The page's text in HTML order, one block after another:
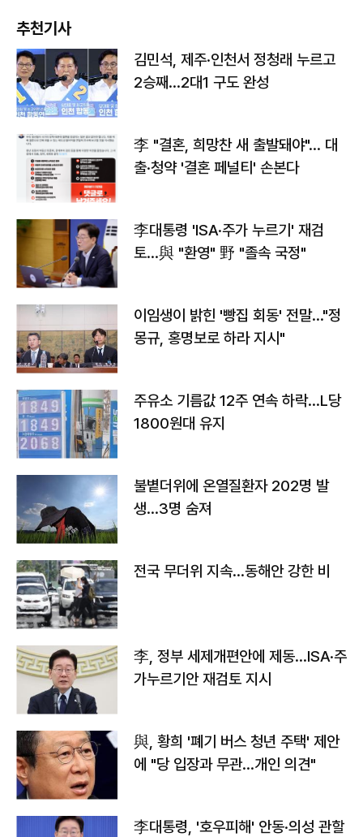
추천기사
김민석, 제주·인천서 정청래 누르고
2승째…2대1 구도 완성
李 "결혼, 희망찬 새 출발돼야"… 대
출·청약 '결혼 페널티' 손본다
李대통령 'ISA·주가 누르기' 재검
토…與 "환영" 野 "졸속 국정"
이임생이 밝힌 '빵집 회동' 전말…"정
몽규, 홍명보로 하라 지시"
주유소 기름값 12주 연속 하락…L당
1800원대 유지
불볕더위에 온열질환자 202명 발
생…3명 숨져
전국 무더위 지속…동해안 강한 비
李, 정부 세제개편안에 제동…ISA·주
가누르기안 재검토 지시
與, 황희 '폐기 버스 청년 주택' 제안
에 "당 입장과 무관…개인 의견"
李대통령, '호우피해' 안동·의성 관할